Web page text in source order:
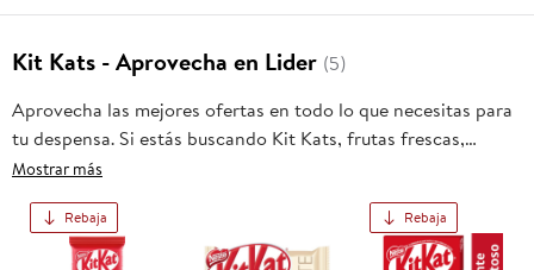
Kit Kats - Aprovecha en Lider (5)
Aprovecha las mejores ofertas en todo lo que necesitas para
tu despensa. Si estás buscando Kit Kats, frutas frescas,
carnes, pan o productos para el hogar, aquí lo encuentras
domicilio o retiro en tienda, y haz que esta oportunidad sea
realmente conveniente para ti y tu familia.
Mostrar más
Rebaja Rebaja